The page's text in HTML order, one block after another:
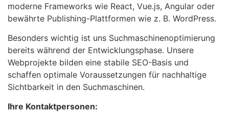
moderne Frameworks wie React, Vue.js, Angular oder
bewährte Publishing-Plattformen wie z. B. WordPress.
Besonders wichtig ist uns Suchmaschinenoptimierung
bereits während der Entwicklungsphase. Unsere
Webprojekte bilden eine stabile SEO-Basis und
schaffen optimale Voraussetzungen für nachhaltige
Sichtbarkeit in den Suchmaschinen.
Ihre Kontaktpersonen: